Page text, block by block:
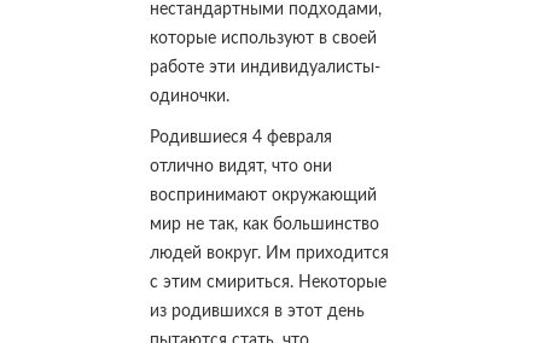
нестандартными подходами,
которые используют в своей
работе эти индивидуалисты-
одиночки.
Родившиеся 4 февраля
отлично видят, что они
воспринимают окружающий
мир не так, как большинство
людей вокруг. Им приходится
с этим смириться. Некоторые
из родившихся в этот день